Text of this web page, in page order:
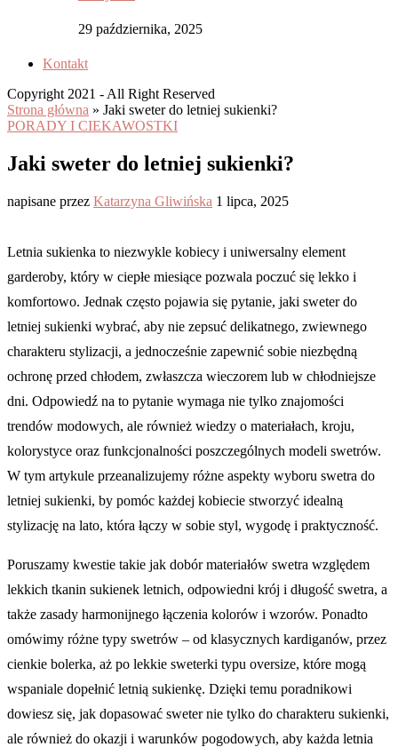
29 października, 2025
Kontakt
Copyright 2021 - All Right Reserved
Strona główna » Jaki sweter do letniej sukienki?
PORADY I CIEKAWOSTKI
Jaki sweter do letniej sukienki?
napisane przez Katarzyna Gliwińska 1 lipca, 2025
Letnia sukienka to niezwykle kobiecy i uniwersalny element
garderoby, który w ciepłe miesiące pozwala poczuć się lekko i
komfortowo. Jednak często pojawia się pytanie, jaki sweter do
letniej sukienki wybrać, aby nie zepsuć delikatnego, zwiewnego
charakteru stylizacji, a jednocześnie zapewnić sobie niezbędną
ochronę przed chłodem, zwłaszcza wieczorem lub w chłodniejsze
dni. Odpowiedź na to pytanie wymaga nie tylko znajomości
trendów modowych, ale również wiedzy o materiałach, kroju,
kolorystyce oraz funkcjonalności poszczególnych modeli swetrów.
W tym artykule przeanalizujemy różne aspekty wyboru swetra do
letniej sukienki, by pomóc każdej kobiecie stworzyć idealną
stylizację na lato, która łączy w sobie styl, wygodę i praktyczność.
Poruszamy kwestie takie jak dobór materiałów swetra względem
lekkich tkanin sukienek letnich, odpowiedni krój i długość swetra, a
także zasady harmonijnego łączenia kolorów i wzorów. Ponadto
omówimy różne typy swetrów – od klasycznych kardiganów, przez
cienkie bolerka, aż po lekkie sweterki typu oversize, które mogą
wspaniale dopełnić letnią sukienkę. Dzięki temu poradnikowi
dowiesz się, jak dopasować sweter nie tylko do charakteru sukienki,
ale również do okazji i warunków pogodowych, aby każda letnia